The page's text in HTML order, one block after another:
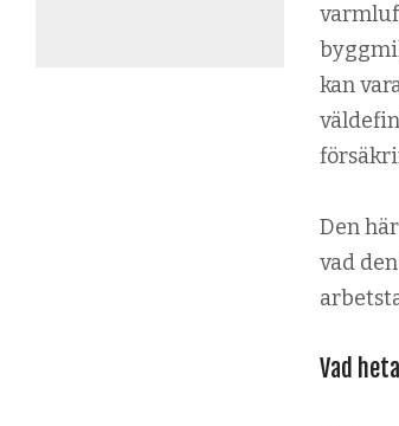
kan
Den
vad
Vad